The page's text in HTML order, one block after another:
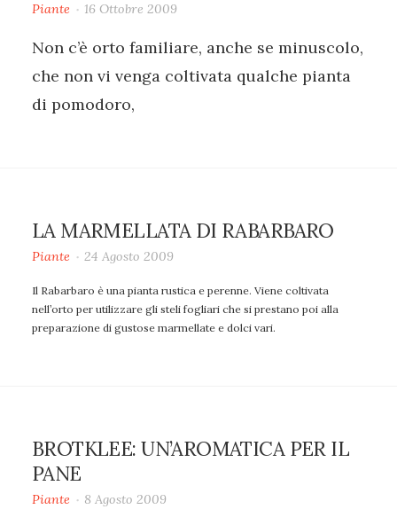
Piante 16 Ottobre 2009
Non c’è orto familiare, anche se minuscolo,
che non vi venga coltivata qualche pianta
di pomodoro,
LA MARMELLATA DI RABARBARO
Piante 24 Agosto 2009
Il Rabarbaro è una pianta rustica e perenne. Viene coltivata
nell’orto per utilizzare gli steli fogliari che si prestano poi alla
preparazione di gustose marmellate e dolci vari.
BROTKLEE: UN’AROMATICA PER IL
PANE
Piante 8 Agosto 2009